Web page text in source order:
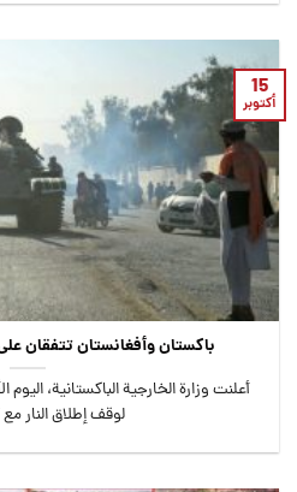
باكستان وأفغانستان تتفقان
أعلنت وزارة الخارجية الباكستانية،
لوقف إطلاق النار
15
أكتوبر